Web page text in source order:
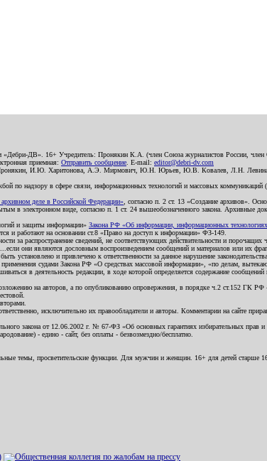
«Дебри-ДВ». 16+ Учредитель: Пронякин К.А. (член Союза журналистов России,
приемная: Отправить сообщение . E-mail: editor@debri-dv.com
К.А. Пронякин, И.Ю. Харитонова, А.Э. Мирмович, Ю.Н. Юрьев, Ю.В. Ковалев, Л.Н.
по надзору в сфере связи, информационных технологий и массовых коммуникаций
деле в Российской Федерации» , согласно п. 2 ст. 13 «Создание архивов».
в электронном виде, согласно п. 1 ст. 24 вышеобозначенного закона. Архивные
и защиты информации» Закона РФ «Об информации, информационных
и работают на основании ст.8 «Право на доступ к информации» ФЗ-149.
за распространение сведений, не соответствующих действительности и
они являются дословным воспроизведением сообщений и материалов или их
установлено и привлечено к ответственности за данное нарушение
судами Закона РФ «О средствах массовой информации», «по делам,
в деятельность редакции, в ходе которой определяется содержание сообщений
на авторов, а по опубликованию опровержения, в порядке ч.2 ст.152 ГК РФ -
исключительно их правообладатели и авторы. Комментарии на сайте
закона от 12.06.2002 г. № 67-ФЗ «Об основных гарантиях избирательных прав и
- едино - сайт, без оплаты - безвозмездно/бесплатно.
темы, просветительские функции. Для мужчин и женщин. 16+ для детей старше